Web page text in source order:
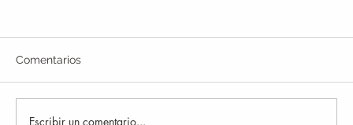
Comentarios
Escribir un comentario...